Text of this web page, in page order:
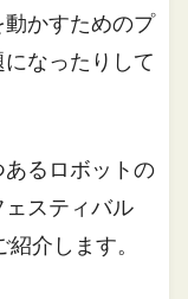
かすためのプ
なったりして
るロボットの
スティバル
介します。